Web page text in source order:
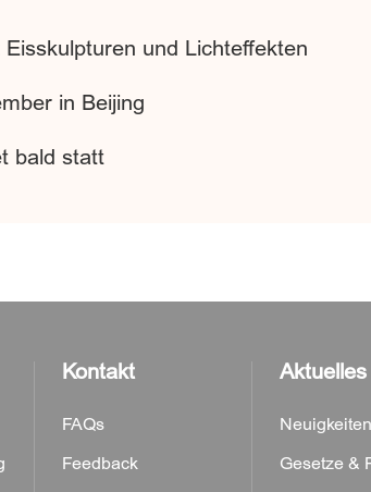
und Lichteffekten
in Beijing
bald statt
Kontakt
FAQs
Feedback
Aktuelles
Neuigkeiten
Gesetze &